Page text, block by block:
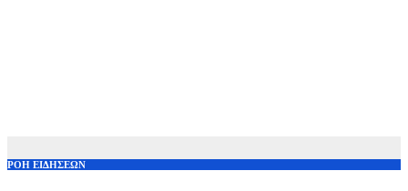
ΡΟΗ ΕΙΔΗΣΕΩΝ